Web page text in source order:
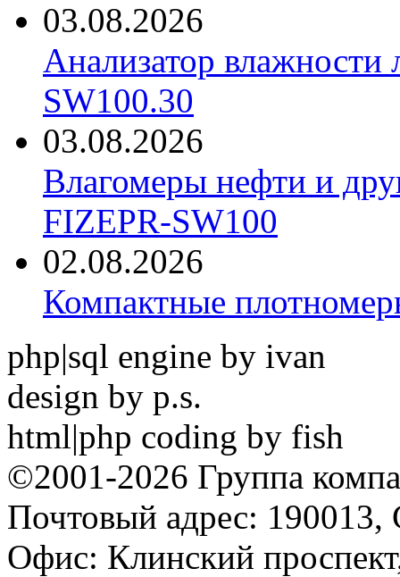
03.08.2026
Анализатор
SW100.30
03.08.2026
Влагомеры нефти и
FIZEPR-SW100
02.08.2026
Компактные
php|sql engine by ivan
design by p.s.
html|php coding by fish
©2001-2026 Группа
Почтовый адрес: 190013,
Офис: Клинский